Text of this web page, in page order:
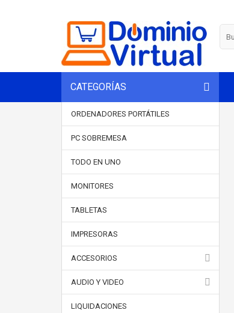
CATEGORÍAS
ORDENADORES PORTÁTILES
PC SOBREMESA
TODO EN UNO
MONITORES
TABLETAS
IMPRESORAS
ACCESORIOS
AUDIO Y VIDEO
LIQUIDACIONES